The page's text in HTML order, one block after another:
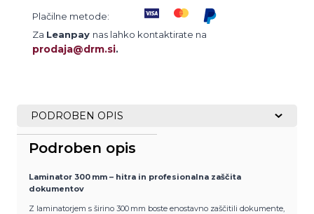
Plačilne metode:
Za Leanpay nas lahko kontaktirate na
prodaja@drm.si.
PODROBEN OPIS
Podroben opis
Laminator 300 mm – hitra in profesionalna zaščita
dokumentov
Z laminatorjem s širino 300 mm boste enostavno zaščitili dokumente,